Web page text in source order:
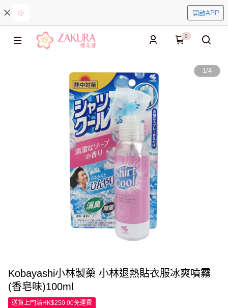
開啟APP
0
1/4
Kobayashi小林製藥 小林退熱貼衣服冰爽噴霧
(香皂味)100ml
送貨上門滿HK$250.00免運費